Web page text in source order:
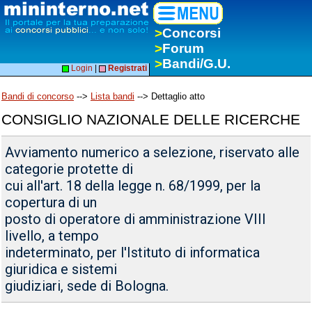
>Concorsi
>Forum
>Bandi/G.U.
Login Registrati
Bandi di concorso --> Lista bandi --> Dettaglio atto
CONSIGLIO NAZIONALE DELLE RICERCHE
Avviamento numerico a selezione, riservato alle
categorie protette di
cui all'art. 18 della legge n. 68/1999, per la
copertura di un
posto di operatore di amministrazione VIII
livello, a tempo
indeterminato, per l'Istituto di informatica
giuridica e sistemi
giudiziari, sede di Bologna.